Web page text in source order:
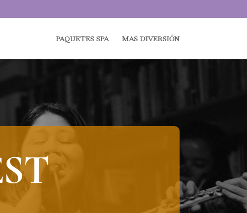
PAQUETES SPA MAS DIVERSIÓN